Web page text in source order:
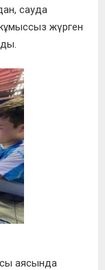
сауда
жүрген
аясында